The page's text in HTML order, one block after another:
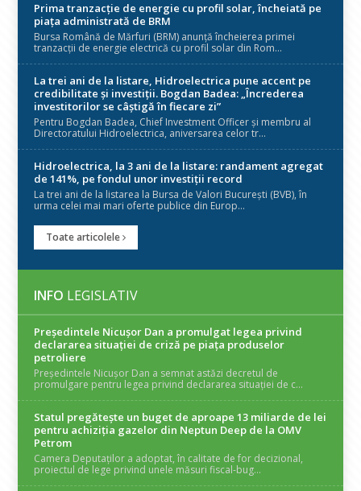
Prima tranzacție de energie cu profil solar, încheiată pe
piața administrată de BRM
Bursa Română de Mărfuri (BRM) anunță încheierea primei
tranzacții de energie electrică cu profil solar din Rom...
La trei ani de la listare, Hidroelectrica pune accent pe
credibilitate și investiții. Bogdan Badea: „Încrederea
investitorilor se câștigă în fiecare zi”
Pentru Bogdan Badea, Chief Investment Officer și membru al
Directoratului Hidroelectrica, aniversarea celor tr...
Hidroelectrica, la 3 ani de la listare: randament agregat
de 141%, pe fondul unor investiții record
La trei ani de la listarea la Bursa de Valori București (BVB), în
urma celei mai mari oferte publice din Europ...
Toate articolele
INFO LEGISLATIV
Președintele Nicuşor Dan a promulgat legea privind
declararea situaţiei de criză pe piaţa produselor
petroliere
Președintele Nicușor Dan a semnat astăzi decretul de
promulgare pentru legea privind declararea situației de c...
Statul pregătește un buget de aproape 13 miliarde de lei
pentru achiziția gazelor din Neptun Deep de la OMV
Petrom
Camera Deputaților a adoptat, în calitate de for decizional,
proiectul de lege privind unele măsuri fiscal-bug...